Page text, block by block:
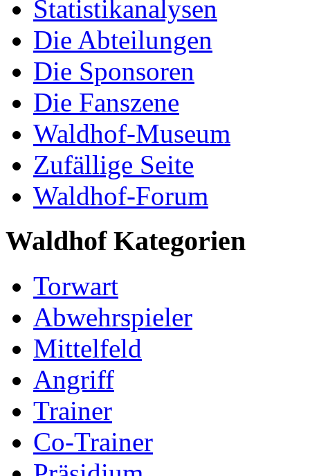
Statistikanalysen
Die Abteilungen
Die Sponsoren
Die Fanszene
Waldhof-Museum
Zufällige Seite
Waldhof-Forum
Waldhof Kategorien
Torwart
Abwehrspieler
Mittelfeld
Angriff
Trainer
Co-Trainer